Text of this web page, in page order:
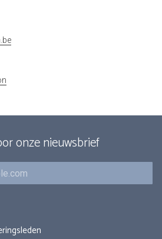
onze nieuwsbrief